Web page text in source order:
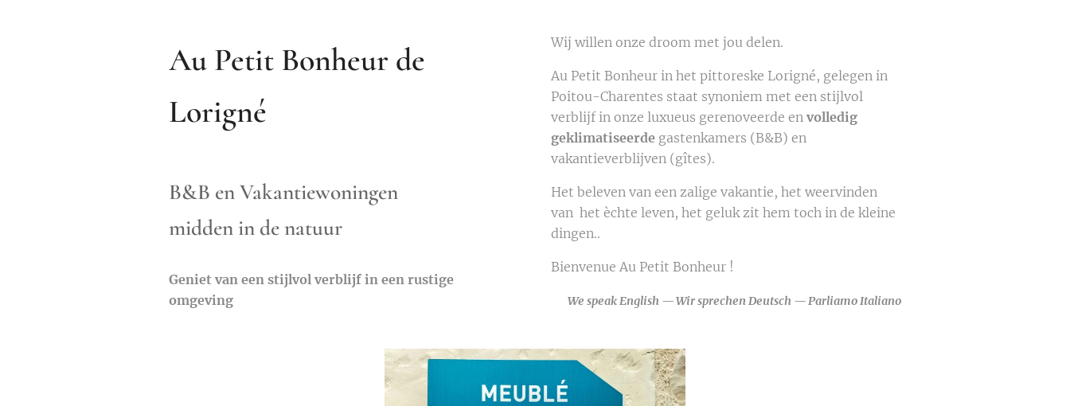
Au Petit Bonheur de
Lorigné
B&B en Vakantiewoningen
midden in de natuur
Geniet van een stijlvol verblijf in een rustige
omgeving
Wij willen onze droom met jou delen.
Au Petit Bonheur in het pittoreske Lorigné, gelegen in
Poitou-Charentes staat synoniem met een stijlvol
verblijf in onze luxueus gerenoveerde en volledig
geklimatiseerde gastenkamers (B&B) en
vakantieverblijven (gîtes). ⭐⭐⭐⭐
Het beleven van een zalige vakantie, het weervinden
van het èchte leven, het geluk zit hem toch in de kleine
dingen..
Bienvenue Au Petit Bonheur !
We speak English — Wir sprechen Deutsch — Parliamo Italiano